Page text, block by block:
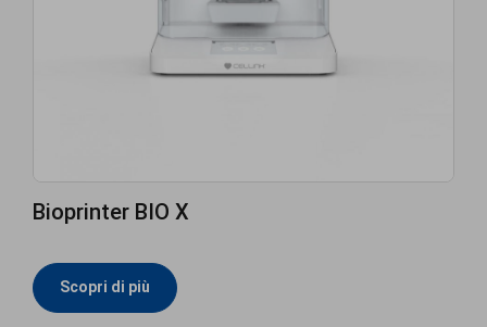
Bioprinter BIO X
Scopri di più